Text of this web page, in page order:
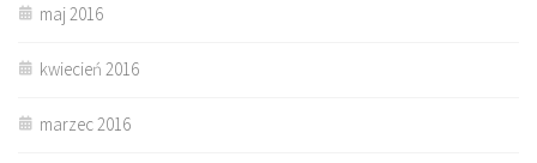
maj 2016
kwiecień 2016
marzec 2016